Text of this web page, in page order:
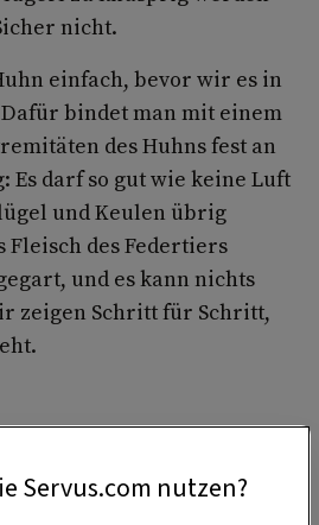
nicht.
einfach, bevor wir es in
bindet man mit einem
des Huhns fest an
Es darf so gut wie keine Luft
und Keulen übrig
Fleisch des Federtiers
und es kann nichts
zeigen Schritt für Schritt,
Servus.com nutzen?